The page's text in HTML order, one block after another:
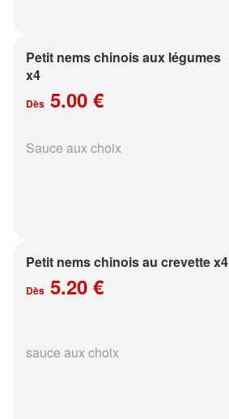
Petit nems chinois aux légumes
x4
Dès 5.00 €
Sauce aux choix
Petit nems chinois au crevette x4
Dès 5.20 €
sauce aux choix